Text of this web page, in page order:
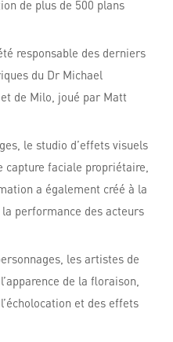
de plus de 500 plans
responsable des derniers
du Dr Michael
de Milo, joué par Matt
le studio d’effets visuels
capture faciale propriétaire,
a également créé à la
performance des acteurs
les artistes de
de la floraison,
et des effets